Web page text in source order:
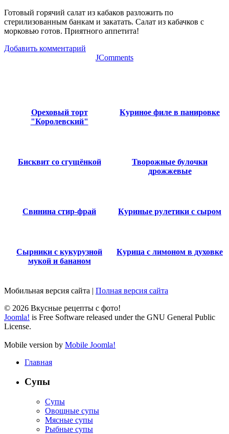
Готовый горячий салат из кабаков разложить по
стерилизованным банкам и закатать. Салат из кабачков с
морковью готов. Приятного аппетита!
Добавить комментарий
JComments
Ореховый торт
"Королевский"
Куриное филе в панировке
Бисквит со сгущёнкой
Творожные булочки
дрожжевые
Свинина стир-фрай Куриные рулетики с сыром
Сырники с кукурузной
мукой и бананом
Курица с лимоном в духовке
Мобильная версия сайта | Полная версия сайта
© 2026 Вкусные рецепты с фото!
Joomla! is Free Software released under the GNU General Public
License.
Mobile version by Mobile Joomla!
Главная
Супы
Супы
Овощные супы
Мясные супы
Рыбные супы